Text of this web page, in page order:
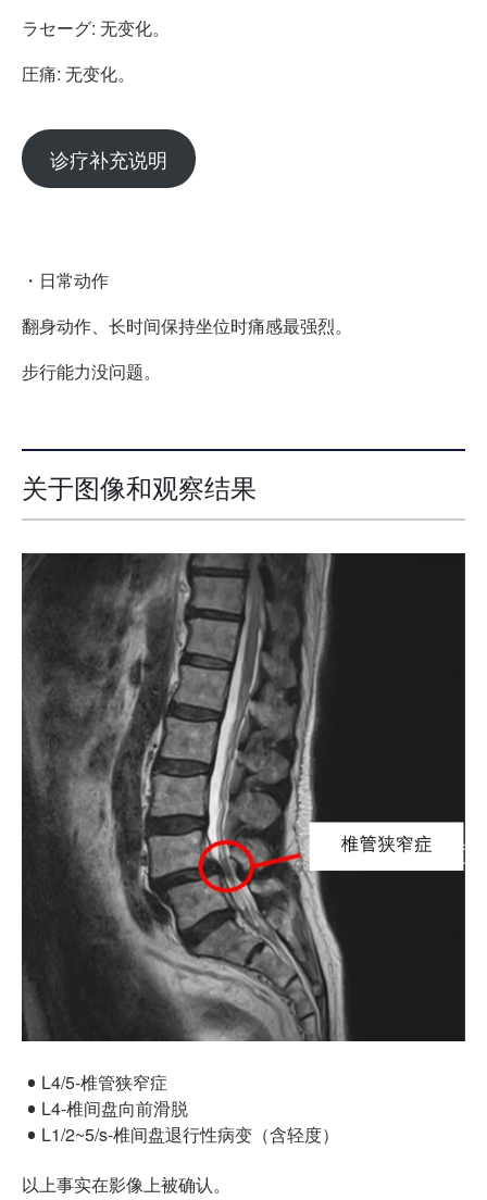
ラセーグ: 无变化。
圧痛: 无变化。
诊疗补充说明
・日常动作
翻身动作、长时间保持坐位时痛感最强烈。
步行能力没问题。
关于图像和观察结果
L4/5-椎管狭窄症
L4-椎间盘向前滑脱
L1/2~5/s-椎间盘退行性病变（含轻度）
以上事实在影像上被确认。